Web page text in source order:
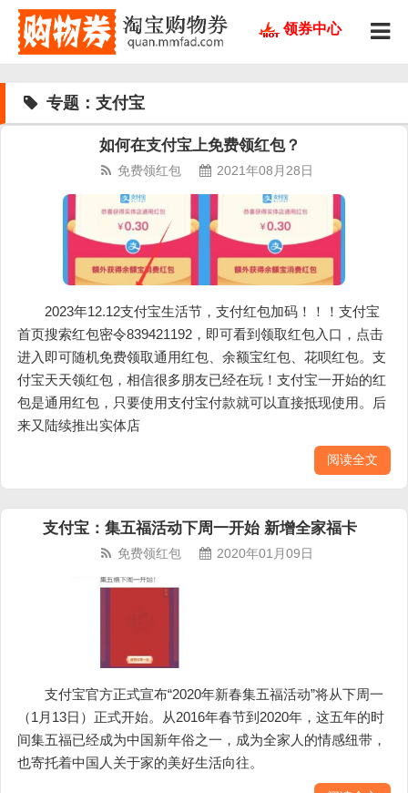
领券中心
专题：支付宝
如何在支付宝上免费领红包？
免费领红包 2021年08月28日
2023年12.12支付宝生活节，支付红包加码！！！支付宝
首页搜索红包密令839421192，即可看到领取红包入口，点击
进入即可随机免费领取通用红包、余额宝红包、花呗红包。支
付宝天天领红包，相信很多朋友已经在玩！支付宝一开始的红
包是通用红包，只要使用支付宝付款就可以直接抵现使用。后
来又陆续推出实体店
阅读全文
支付宝：集五福活动下周一开始 新增全家福卡
免费领红包 2020年01月09日
支付宝官方正式宣布“2020年新春集五福活动”将从下周一
（1月13日）正式开始。从2016年春节到2020年，这五年的时
间集五福已经成为中国新年俗之一，成为全家人的情感纽带，
也寄托着中国人关于家的美好生活向往。